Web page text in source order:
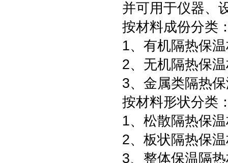
并可用于仪器、
按材料成份分类
1、有机隔热保
2、无机隔热保
3、金属类隔热
按材料形状分类
1、松散隔热保
2、板状隔热保
3、整体保温隔